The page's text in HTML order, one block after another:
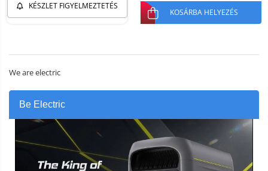
KÉSZLET FIGYELMEZTETÉS
KOSÁRBA HELYEZÉS
We are electric
Be Electric